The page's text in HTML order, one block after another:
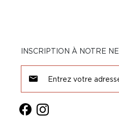
INSCRIPTION À NOTRE